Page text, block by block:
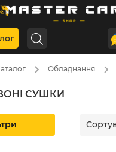
Обладнання
СУШКИ